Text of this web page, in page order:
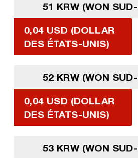
51 KRW (WON
0,04 USD (DOLLAR
DES ÉTATS-UNIS)
52 KRW (WON
0,04 USD (DOLLAR
DES ÉTATS-UNIS)
53 KRW (WON